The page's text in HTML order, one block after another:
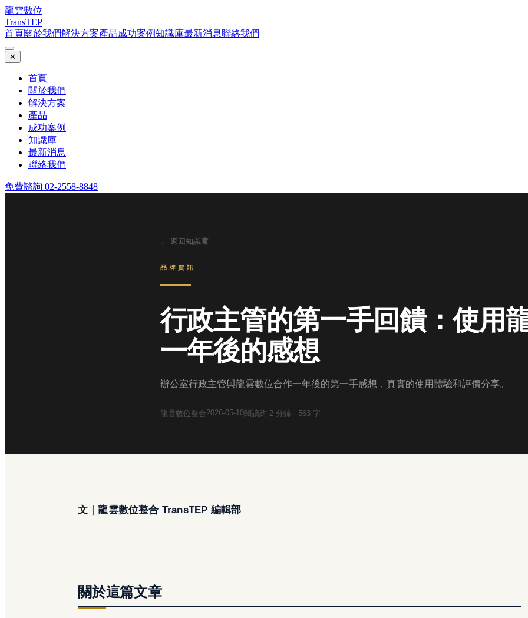
龍雲數位
TransTEP
首頁關於我們解決方案產品成功案例知識庫最新消息聯絡我們
✕
首頁
關於我們
解決方案
產品
成功案例
知識庫
最新消息
聯絡我們
免費諮詢 02-2558-8848
← 返回知識庫
品牌資訊
行政主管的第一手回饋：使用
一年後的感想
辦公室行政主管與龍雲數位合作一年後的第一手感想，真實的使用體驗和評價分享。
龍雲數位整合2026-05-10閱讀約 2 分鐘 · 563 字
文｜龍雲數位整合 TransTEP 編輯部
關於這篇文章